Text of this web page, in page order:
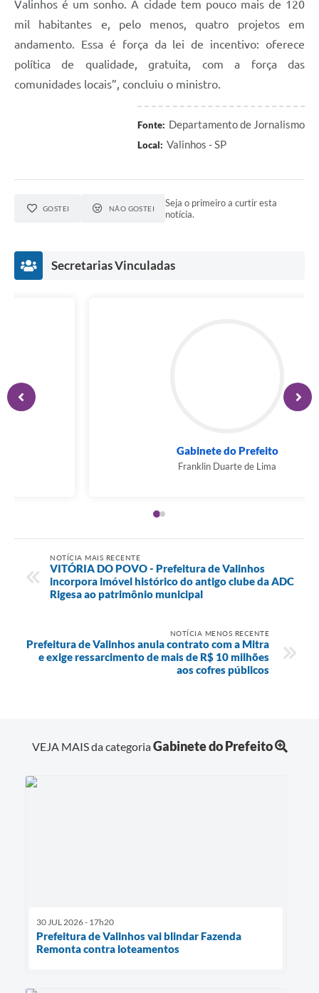
Valinhos é um sonho. A cidade tem pouco mais de 120
mil habitantes e, pelo menos, quatro projetos em
andamento. Essa é força da lei de incentivo: oferece
política de qualidade, gratuita, com a força das
comunidades locais”, concluiu o ministro.
Fonte: Departamento de Jornalismo
Local: Valinhos - SP
GOSTEI NÃO GOSTEI
Seja o primeiro a curtir esta
notícia.
Secretarias Vinculadas
Secretaria de Esportes e Lazer
Renato Florêncio
NOTÍCIA MAIS RECENTE
VITÓRIA DO POVO - Prefeitura de Valinhos
incorpora imóvel histórico do antigo clube da ADC
Rigesa ao patrimônio municipal
NOTÍCIA MENOS RECENTE
Prefeitura de Valinhos anula contrato com a Mitra
e exige ressarcimento de mais de R$ 10 milhões
aos cofres públicos
VEJA MAIS da categoriaGabinete do Prefeito
30 JUL 2026 - 17h20
Prefeitura de Valinhos vai blindar Fazenda
Remonta contra loteamentos